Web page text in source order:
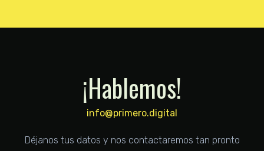
¡Hablemos!
info@primero.digital
Déjanos tus datos y nos contactaremos tan pronto